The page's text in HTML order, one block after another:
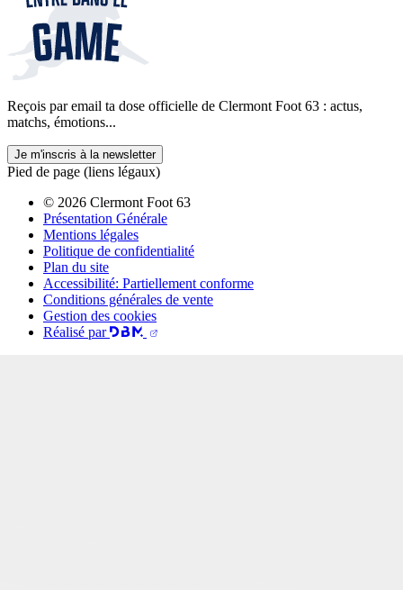
Reçois par email ta dose officielle de Clermont Foot 63 : actus,
matchs, émotions...
Je m'inscris à la newsletter
Pied de page (liens légaux)
© 2026 Clermont Foot 63
Présentation Générale
Mentions légales
Politique de confidentialité
Plan du site
Accessibilité: Partiellement conforme
Conditions générales de vente
Gestion des cookies
Réalisé par